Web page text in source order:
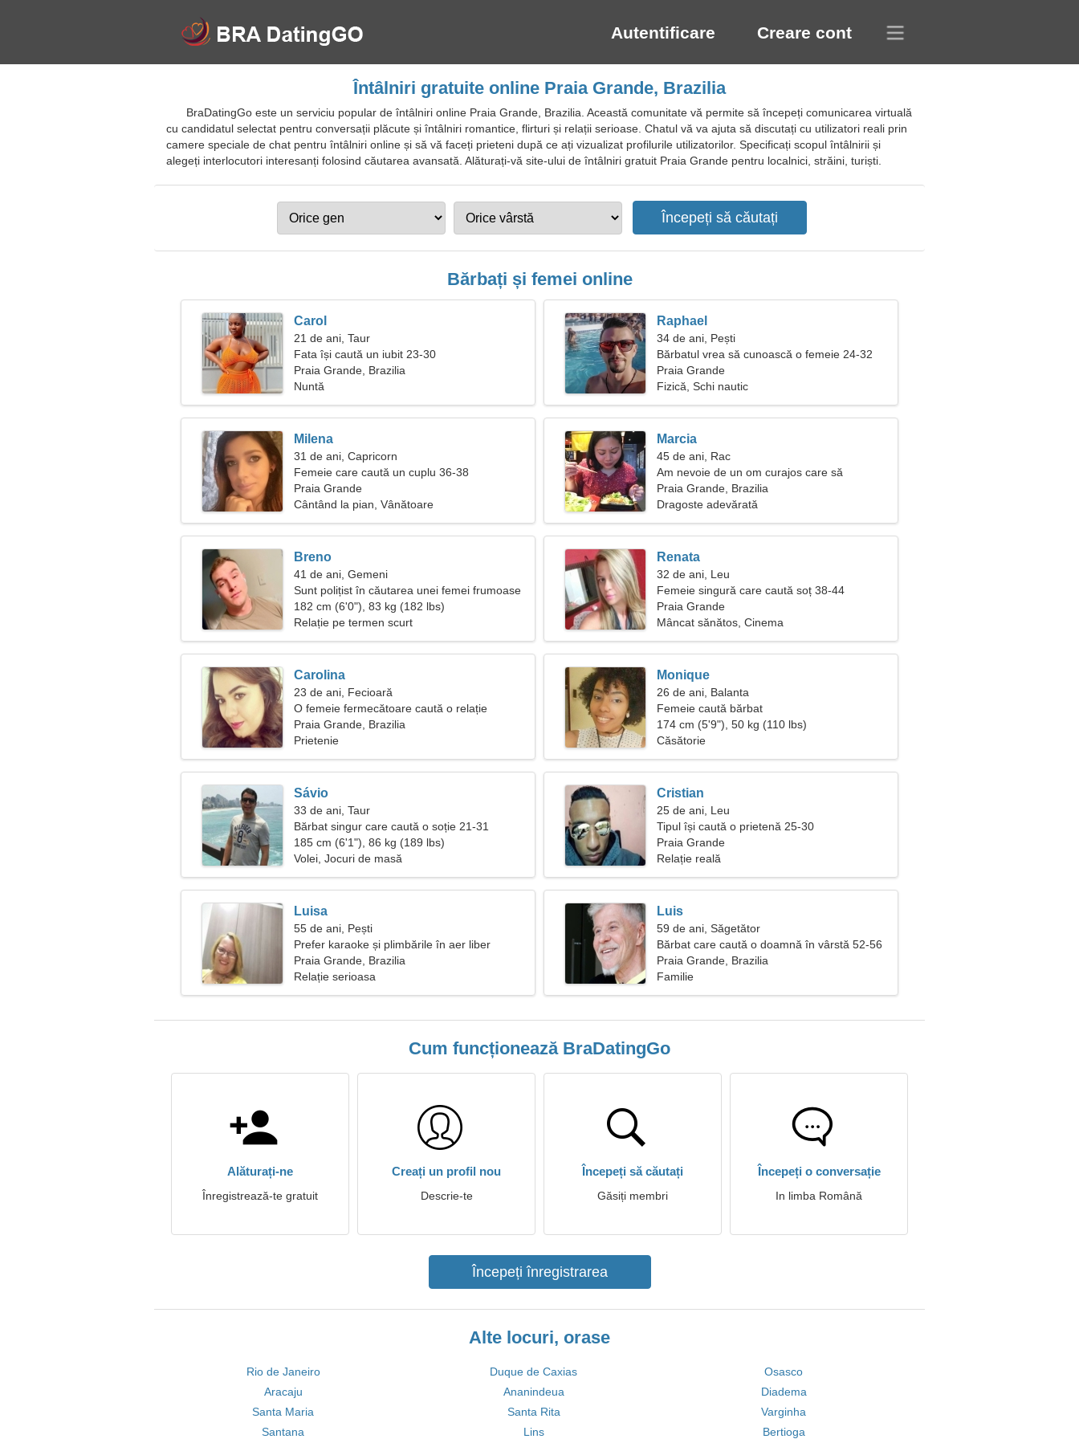
Autentificare Creare cont
Întâlniri gratuite online Praia Grande, Brazilia
BraDatingGo este un serviciu popular de întâlniri online Praia Grande, Brazilia. Această comunitate vă permite să începeți comunicarea virtuală
cu candidatul selectat pentru conversații plăcute și întâlniri romantice, flirturi și relații serioase. Chatul vă va ajuta să discutați cu utilizatori reali prin
camere speciale de chat pentru întâlniri online și să vă faceți prieteni după ce ați vizualizat profilurile utilizatorilor. Specificați scopul întâlnirii și
alegeți interlocutori interesanți folosind căutarea avansată. Alăturați-vă site-ului de întâlniri gratuit Praia Grande pentru localnici, străini, turiști.
Bărbați și femei online
Carol
21 de ani, Taur
Fata își caută un iubit 23-30
Praia Grande, Brazilia
Nuntă
Raphael
34 de ani, Pești
Bărbatul vrea să cunoască o femeie 24-32
Praia Grande
Fizică, Schi nautic
Milena
31 de ani, Capricorn
Femeie care caută un cuplu 36-38
Praia Grande
Cântând la pian, Vânătoare
Marcia
45 de ani, Rac
Am nevoie de un om curajos care să
gătească împreună
Praia Grande, Brazilia
Dragoste adevărată
Breno
41 de ani, Gemeni
Sunt polițist în căutarea unei femei frumoase
182 cm (6'0"), 83 kg (182 lbs)
Relație pe termen scurt
Renata
32 de ani, Leu
Femeie singură care caută soț 38-44
Praia Grande
Mâncat sănătos, Cinema
Carolina
23 de ani, Fecioară
O femeie fermecătoare caută o relație
adevărată
Praia Grande, Brazilia
Prietenie
Monique
26 de ani, Balanta
Femeie caută bărbat
174 cm (5'9"), 50 kg (110 lbs)
Căsătorie
Sávio
33 de ani, Taur
Bărbat singur care caută o soție 21-31
185 cm (6'1"), 86 kg (189 lbs)
Volei, Jocuri de masă
Cristian
25 de ani, Leu
Tipul își caută o prietenă 25-30
Praia Grande
Relație reală
Luisa
55 de ani, Pești
Prefer karaoke și plimbările în aer liber
Praia Grande, Brazilia
Relație serioasa
Luis
59 de ani, Săgetător
Bărbat care caută o doamnă în vârstă 52-56
Praia Grande, Brazilia
Familie
Cum funcționează BraDatingGo
Alăturați-ne
Înregistrează-te gratuit
Creați un profil nou
Descrie-te
Începeți să căutați
Găsiți membri
Începeți o conversație
In limba Română
Începeți înregistrarea
Alte locuri, orase
Rio de Janeiro Duque de Caxias
Osasco
Aracaju
Ananindeua
Diadema
Santa Maria
Santa Rita
Varginha
Santana
Lins Bertioga